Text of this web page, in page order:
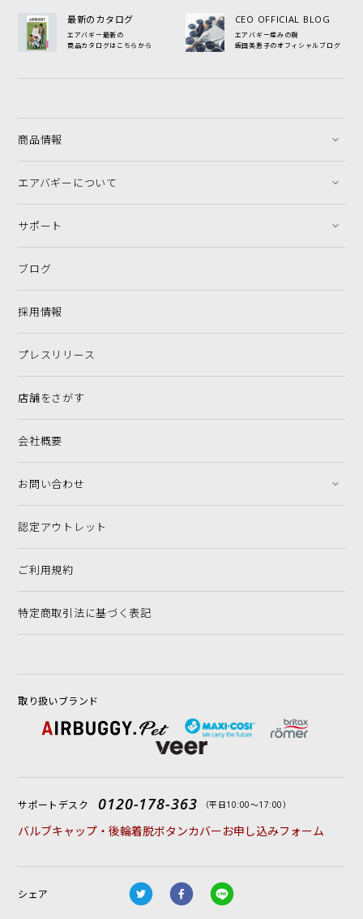
最新のカタログ
エアバギー最新の
商品カタログはこちらから
CEO OFFICIAL BLOG
エアバギー産みの親
飯田美恵子のオフィシャルブログ
商品情報
エアバギーについて
サポート
ブログ
採用情報
プレスリリース
店舗をさがす
会社概要
お問い合わせ
認定アウトレット
ご利用規約
特定商取引法に基づく表記
取り扱いブランド
サポートデスク 0120-178-363 （平日10:00〜17:00）
バルブキャップ・後輪着脱ボタンカバーお申し込みフォーム
シェア